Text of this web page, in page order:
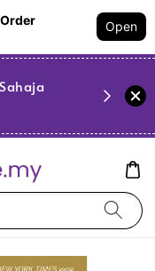
Open